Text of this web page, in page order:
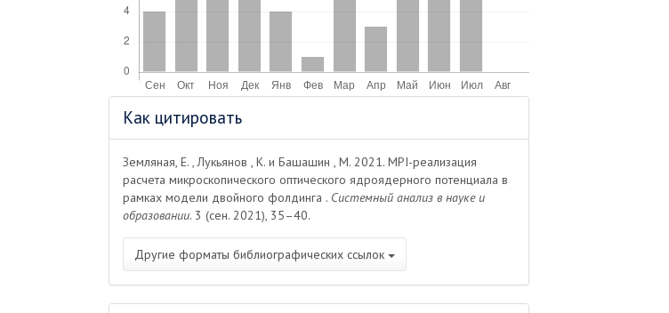
Информация
о статье
Как цитировать
Земляная, Е. , Лукьянов , К. и Башашин , М. 2021. MPI-реализация
расчета микроскопического оптического ядроядерного потенциала в
рамках модели двойного фолдинга . Системный анализ в науке и
образовании. 3 (сен. 2021), 35–40.
Другие форматы библиографических ссылок